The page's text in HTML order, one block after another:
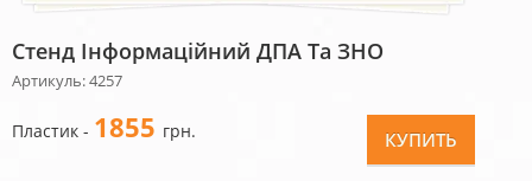
Стенд Інформаційний ДПА Та ЗНО
Артикуль: 4257
Пластик - 1855 грн. КУПИТЬ